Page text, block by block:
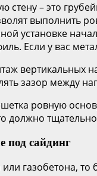
стену – это
выполнить
установке
Если у вас
вертикальных
зазор между
ровную
должно
под сайдинг
газобетона, то